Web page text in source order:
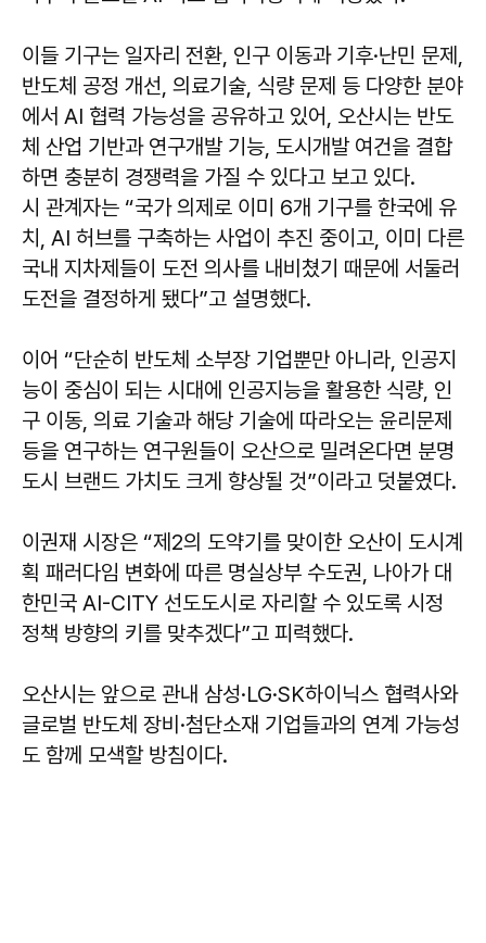
이들 기구는 일자리 전환, 인구 이동과 기후·난민 문제,
반도체 공정 개선, 의료기술, 식량 문제 등 다양한 분야
에서 AI 협력 가능성을 공유하고 있어, 오산시는 반도
체 산업 기반과 연구개발 기능, 도시개발 여건을 결합
하면 충분히 경쟁력을 가질 수 있다고 보고 있다.
시 관계자는 “국가 의제로 이미 6개 기구를 한국에 유
치, AI 허브를 구축하는 사업이 추진 중이고, 이미 다른
국내 지차제들이 도전 의사를 내비쳤기 때문에 서둘러
도전을 결정하게 됐다”고 설명했다.
이어 “단순히 반도체 소부장 기업뿐만 아니라, 인공지
능이 중심이 되는 시대에 인공지능을 활용한 식량, 인
구 이동, 의료 기술과 해당 기술에 따라오는 윤리문제
등을 연구하는 연구원들이 오산으로 밀려온다면 분명
도시 브랜드 가치도 크게 향상될 것”이라고 덧붙였다.
이권재 시장은 “제2의 도약기를 맞이한 오산이 도시계
획 패러다임 변화에 따른 명실상부 수도권, 나아가 대
한민국 AI-CITY 선도도시로 자리할 수 있도록 시정
정책 방향의 키를 맞추겠다”고 피력했다.
오산시는 앞으로 관내 삼성·LG·SK하이닉스 협력사와
글로벌 반도체 장비·첨단소재 기업들과의 연계 가능성
도 함께 모색할 방침이다.